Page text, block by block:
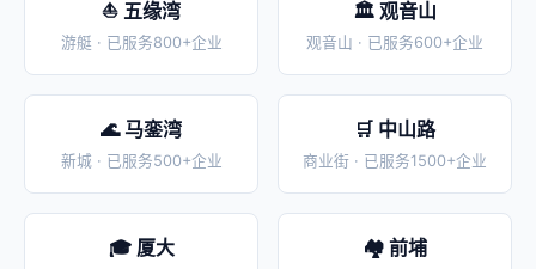
⛵ 五缘湾
游艇 · 已服务800+企业
🏛️ 观音山
观音山 · 已服务600+企业
🌊 马銮湾
新城 · 已服务500+企业
🛒 中山路
商业街 · 已服务1500+企业
🎓 厦大 🏘️ 前埔